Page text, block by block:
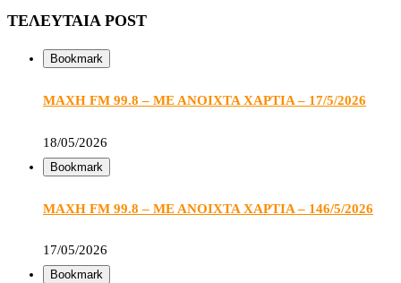
ΤΕΛΕΥΤΑΙΑ POST
Bookmark
ΜΑΧΗ FM 99.8 – ΜΕ ΑΝΟΙΧΤΑ ΧΑΡΤΙΑ – 17/5/2026
18/05/2026
Bookmark
ΜΑΧΗ FM 99.8 – ΜΕ ΑΝΟΙΧΤΑ ΧΑΡΤΙΑ – 146/5/2026
17/05/2026
Bookmark